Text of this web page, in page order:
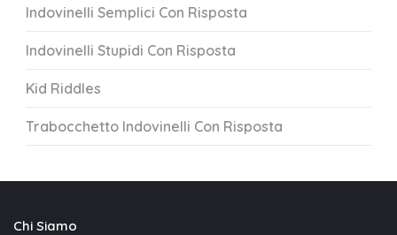
Indovinelli Semplici Con Risposta
Indovinelli Stupidi Con Risposta
Kid Riddles
Trabocchetto Indovinelli Con Risposta
Chi Siamo